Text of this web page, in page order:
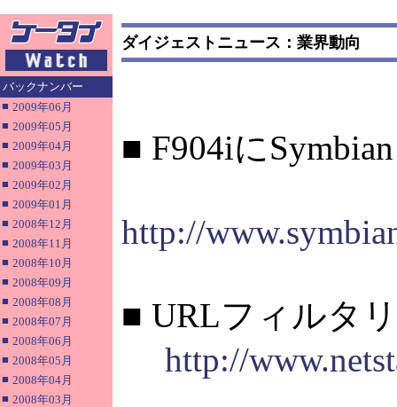
バックナンバー
■ 2009年06月
■ 2009年05月
■ 2009年04月
■ 2009年03月
■ 2009年02月
■ 2009年01月
■ 2008年12月
■ 2008年11月
■ 2008年10月
■ 2008年09月
■ 2008年08月
■ 2008年07月
■ 2008年06月
■ 2008年05月
■ 2008年04月
■ 2008年03月
ダイジェストニュース：業界動向
■ F904iに
http://
■ URLフィルタ
http://